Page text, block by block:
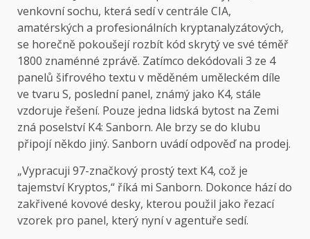
venkovní sochu, která sedí v centrále CIA,
amatérských a profesionálních kryptanalyzátových,
se horečně pokoušejí rozbít kód skrytý ve své téměř
1800 znaménné zprávě. Zatímco dekódovali 3 ze 4
panelů šifrového textu v měděném uměleckém díle
ve tvaru S, poslední panel, známý jako K4, stále
vzdoruje řešení. Pouze jedna lidská bytost na Zemi
zná poselství K4: Sanborn. Ale brzy se do klubu
připojí někdo jiný. Sanborn uvádí odpověď na prodej.
„Vypracuji 97-značkový prostý text K4, což je
tajemství Kryptos,“ říká mi Sanborn. Dokonce hází do
zakřivené kovové desky, kterou použil jako řezací
vzorek pro panel, který nyní v agentuře sedí.